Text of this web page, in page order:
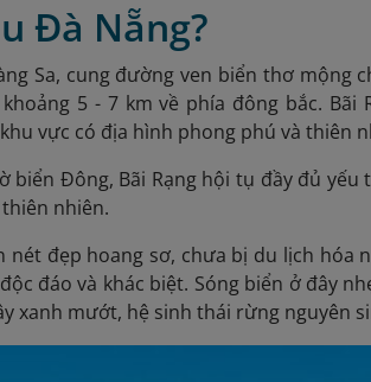
Đà Nẵng?
Sa, cung đường ven biển thơ mộng
5 - 7 km về phía đông bắc. Bãi
vực có địa hình phong phú và thiên
biển Đông, Bãi Rạng hội tụ đầy đủ
nhiên.
nét đẹp hoang sơ, chưa bị du lịch
đáo và khác biệt. Sóng biển ở đây
xanh mướt, hệ sinh thái rừng nguyên